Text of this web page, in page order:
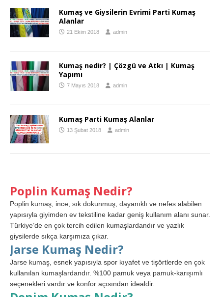
Kumaş ve Giysilerin Evrimi Parti Kumaş
Alanlar
21 Ekim 2018 admin
Kumaş nedir? | Çözgü ve Atkı | Kumaş
Yapımı
7 Mayıs 2018 admin
Kumaş Parti Kumaş Alanlar
13 Şubat 2018 admin
Poplin Kumaş Nedir?
Poplin kumaş; ince, sık dokunmuş, dayanıklı ve nefes alabilen
yapısıyla giyimden ev tekstiline kadar geniş kullanım alanı sunar.
Türkiye’de en çok tercih edilen kumaşlardandır ve yazlık
giysilerde sıkça karşımıza çıkar.
Jarse Kumaş Nedir?
Jarse kumaş, esnek yapısıyla spor kıyafet ve tişörtlerde en çok
kullanılan kumaşlardandır. %100 pamuk veya pamuk-karışımlı
seçenekleri vardır ve konfor açısından idealdir.